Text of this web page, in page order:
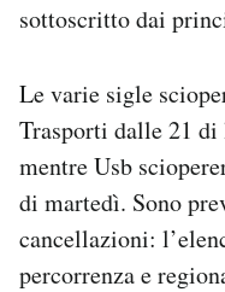
Notifiche mobile
Hai bisogno di
Esci
sottoscritto dai
Le varie sigle
Trasporti dalle 21
mentre Usb
di martedì. Sono
cancellazioni:
percorrenza e